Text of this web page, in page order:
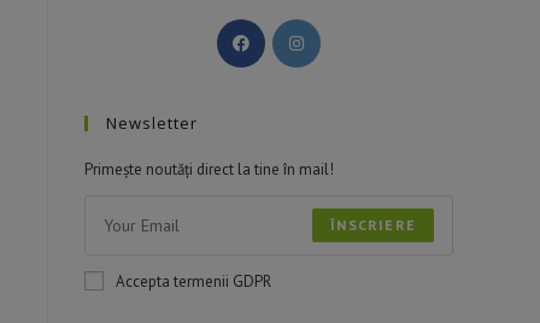
Newsletter
Primește noutăți direct la tine în mail!
ÎNSCRIERE
Accepta termenii GDPR